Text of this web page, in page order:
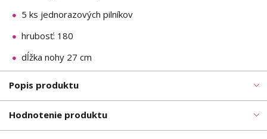
5 ks jednorazových pilníkov
hrubosť: 180
dĺžka nohy 27 cm
Popis produktu
Hodnotenie produktu